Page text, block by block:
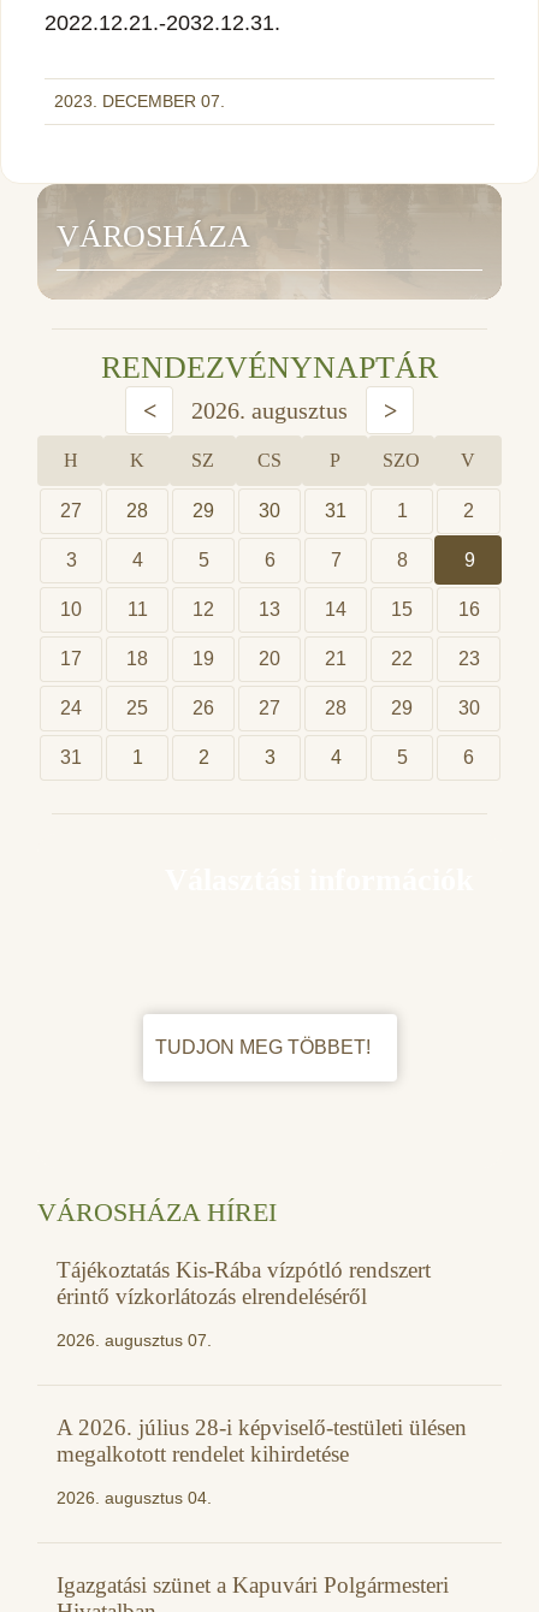
2022.12.21.-2032.12.31.
2023. DECEMBER 07.
VÁROSHÁZA
RENDEZVÉNYNAPTÁR
< 2026. augusztus >
H K SZ CS P SZO V
27 28 29 30 31 1 2
3 4 5 6 7 8 9
10 11 12 13 14 15 16
17 18 19 20 21 22 23
24 25 26 27 28 29 30
31 1 2 3 4 5 6
TUDJON MEG TÖBBET!
VÁROSHÁZA HÍREI
Tájékoztatás Kis-Rába vízpótló rendszert
érintő vízkorlátozás elrendeléséről
2026. augusztus 07.
A 2026. július 28-i képviselő-testületi ülésen
megalkotott rendelet kihirdetése
2026. augusztus 04.
Igazgatási szünet a Kapuvári Polgármesteri